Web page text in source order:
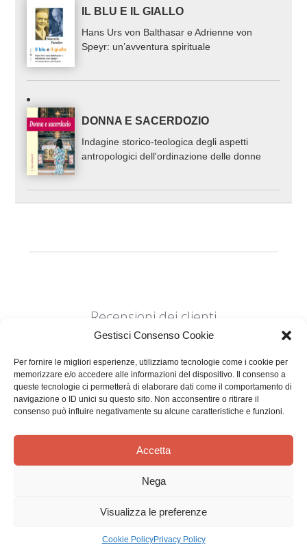
Gestisci Consenso Cookie
Per fornire le migliori esperienze, utilizziamo tecnologie come i cookie per
memorizzare e/o accedere alle informazioni del dispositivo. Il consenso a
queste tecnologie ci permetterà di elaborare dati come il comportamento di
navigazione o ID unici su questo sito. Non acconsentire o ritirare il
consenso può influire negativamente su alcune caratteristiche e funzioni.
Accetta
Nega
Visualizza le preferenze
Cookie PolicyPrivacy Policy
IL BLU E IL GIALLO
Hans Urs von Balthasar e Adrienne von
Speyr: un’avventura spirituale
DONNA E SACERDOZIO
Indagine storico-teologica degli aspetti
antropologici dell'ordinazione delle donne
Recensioni dei clienti
Siamo in cerca di stelle!
Comunicaci cosa ne pensi
Sii il primo a scrivere una
recensione